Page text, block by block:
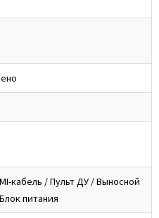
кабель / Пульт ДУ / Выносной
питания